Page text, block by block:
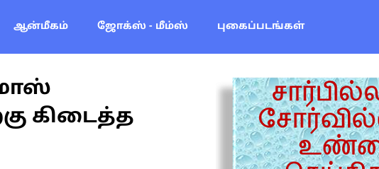
ஆன்மீகம் ஜோக்ஸ் - மீம்ஸ் புகைப்படங்கள்
கிடைத்த